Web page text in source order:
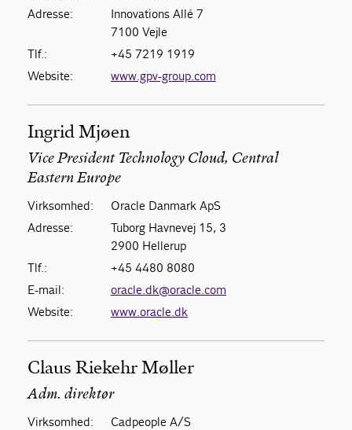
Adresse:
Innovations Allé 7
7100 Vejle
Tlf.:
+45 7219 1919
Website:
www.gpv-group.com
Ingrid Mjøen
Vice President Technology Cloud, Central
Eastern Europe
Virksomhed:
Oracle Danmark ApS
Adresse:
Tuborg Havnevej 15, 3
2900 Hellerup
Tlf.:
+45 4480 8080
E-mail:
oracle.dk@oracle.com
Website:
www.oracle.dk
Claus Riekehr Møller
Adm. direktør
Virksomhed:
Cadpeople A/S